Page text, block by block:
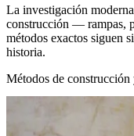
La investigación
construcción — rampas,
métodos exactos siguen
historia.
Métodos de construcción